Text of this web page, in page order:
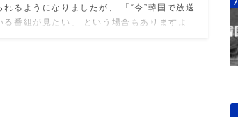
れるようになりましたが、 「“今”韓国で放送
る番組が見たい」 という場合もありますよ